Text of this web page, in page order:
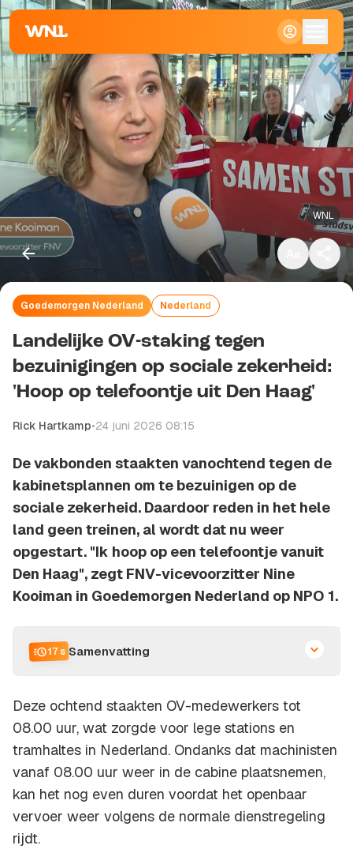
WNL
Klein
Goedemorgen Nederland Nederland
Landelijke OV-staking tegen
bezuinigingen op sociale zekerheid:
'Hoop op telefoontje uit Den Haag'
Rick Hartkamp•24 juni 2026 08:15
De vakbonden staakten vanochtend tegen de
kabinetsplannen om te bezuinigen op de
sociale zekerheid. Daardoor reden in het hele
land geen treinen, al wordt dat nu weer
opgestart. "Ik hoop op een telefoontje vanuit
Den Haag", zegt FNV-vicevoorzitter Nine
Kooiman in Goedemorgen Nederland op NPO 1.
17 s Samenvatting
Deze ochtend staakten OV-medewerkers tot
08.00 uur, wat zorgde voor lege stations en
tramhaltes in Nederland. Ondanks dat machinisten
vanaf 08.00 uur weer in de cabine plaatsnemen,
kan het nog even duren voordat het openbaar
vervoer weer volgens de normale dienstregeling
rijdt.